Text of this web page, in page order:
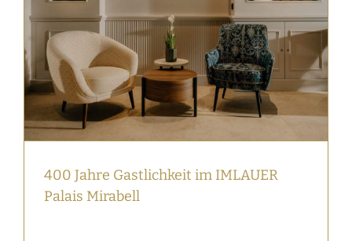
400 Jahre Gastlichkeit im IMLAUER
Palais Mirabell